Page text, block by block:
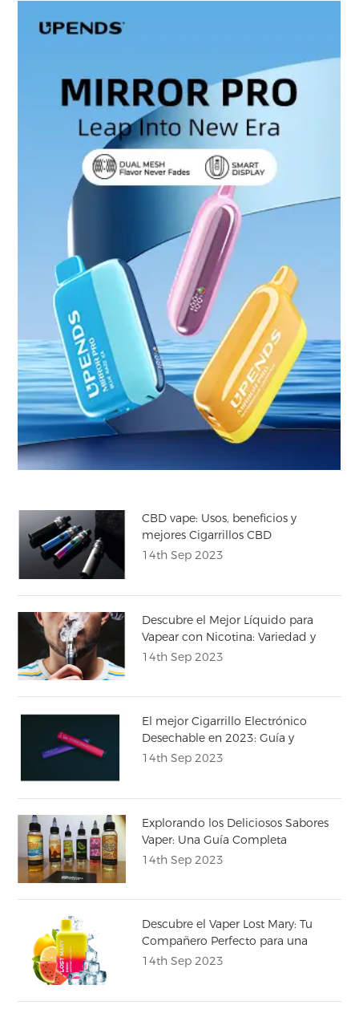
CBD vape: Usos, beneficios y
mejores Cigarrillos CBD
14th Sep 2023
Descubre el Mejor Líquido para
Vapear con Nicotina: Variedad y
Calidad
14th Sep 2023
El mejor Cigarrillo Electrónico
Desechable en 2023: Guía y
Comparativa
14th Sep 2023
Explorando los Deliciosos Sabores
Vaper: Una Guía Completa
14th Sep 2023
Descubre el Vaper Lost Mary: Tu
Compañero Perfecto para una
Experiencia de Vapeo
14th Sep 2023